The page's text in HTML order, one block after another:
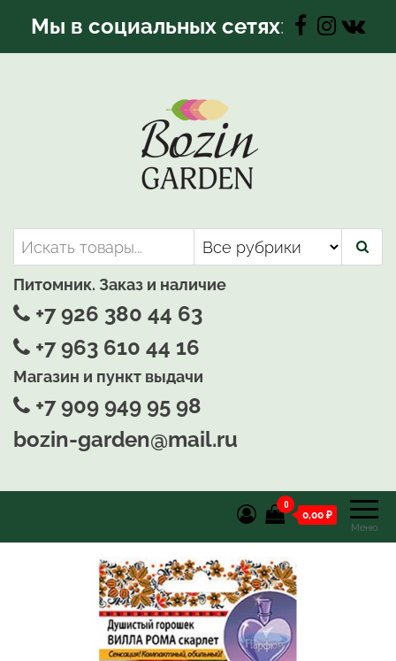
Мы в социальных сетях:
Bozin-Garden | Садовый центр
Садовый центр, Растения
для вашего сада
Питомник. Заказ и наличие
+7 926 380 44 63
+7 963 610 44 16
Магазин и пункт выдачи
+7 909 949 95 98
bozin-garden@mail.ru
Меню
0
0,00 ₽